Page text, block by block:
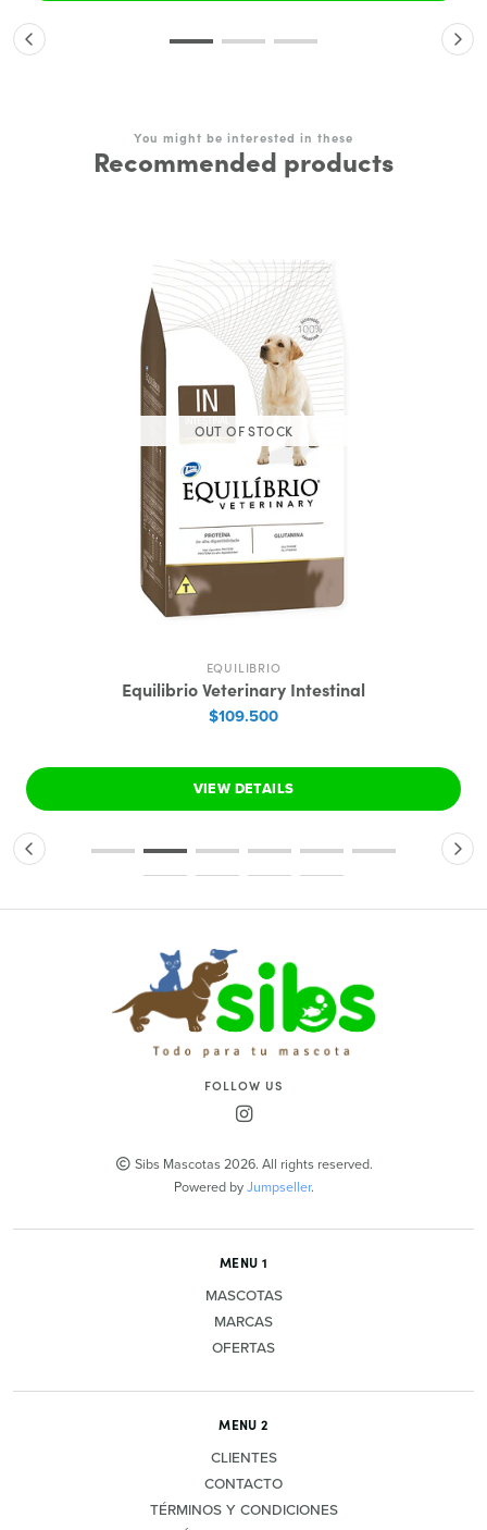
You might be interested in these
Recommended products
OUT OF STOCK
EQUILIBRIO
Equilibrio Veterinary Intestinal
$109.500
VIEW DETAILS
FOLLOW US
Sibs Mascotas 2026. All rights reserved.
Powered byJumpseller.
MENU 1
MASCOTAS
MARCAS
OFERTAS
MENU 2
CLIENTES
CONTACTO
TÉRMINOS Y CONDICIONES